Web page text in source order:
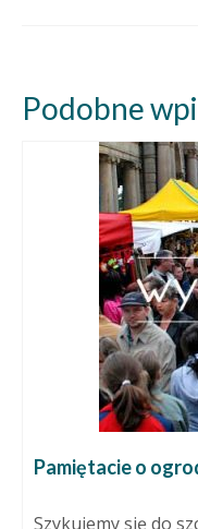
Podobne
Pamiętacie o
Szykujemy się do